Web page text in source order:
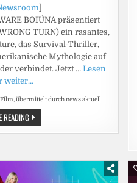
BOIÚNA präsentiert
TURN) ein rasantes,
das Survival-Thriller,
Mythologie auf
verbindet. Jetzt …Lesen
weiter…
übermittelt durch news aktuell
READINGBEWARE
BOIÚNA
/
2026